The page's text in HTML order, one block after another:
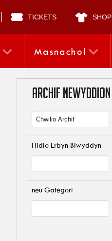
TICKETS SHOP
Masnachol
ARCHIF NEWYDDION
Hidlo Erbyn Blwyddyn
neu Gategori